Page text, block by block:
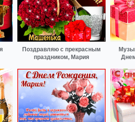
Поздравляю с прекрасным
праздником, Мария